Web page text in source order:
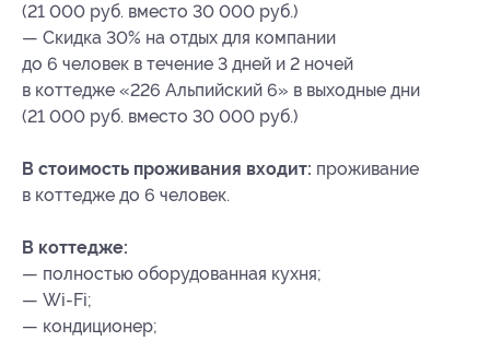
(21 000 руб. вместо 30 000 руб.)
— Скидка 30% на отдых для компании
до 6 человек в течение 3 дней и 2 ночей
в коттедже «226 Альпийский 6» в выходные дни
(21 000 руб. вместо 30 000 руб.)
В стоимость проживания входит: проживание
в коттедже до 6 человек.
В коттедже:
— полностью оборудованная кухня;
— Wi-Fi;
— кондиционер;